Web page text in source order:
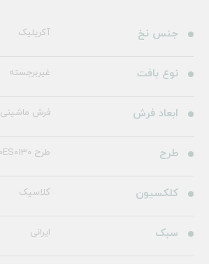
جنس نخ آکریلیک
نوع بافت غیربرجسته
ابعاد فرش فرش ماشینی 9 متری
طرح طرح 10ES0130 سرمه ای
کلکسیون کلاسیک
سبک ایرانی